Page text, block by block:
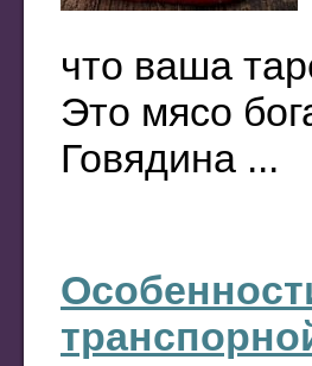
что ваша
Это мясо
Говядина ...